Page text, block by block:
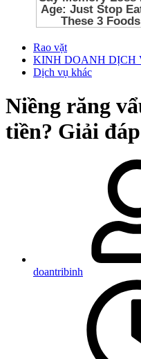
Rao vặt
KINH DOANH DỊCH
Dịch vụ khác
Niềng răng
tiền? Giải
doantribinh